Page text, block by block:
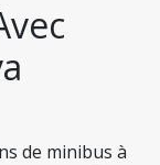
de minibus à